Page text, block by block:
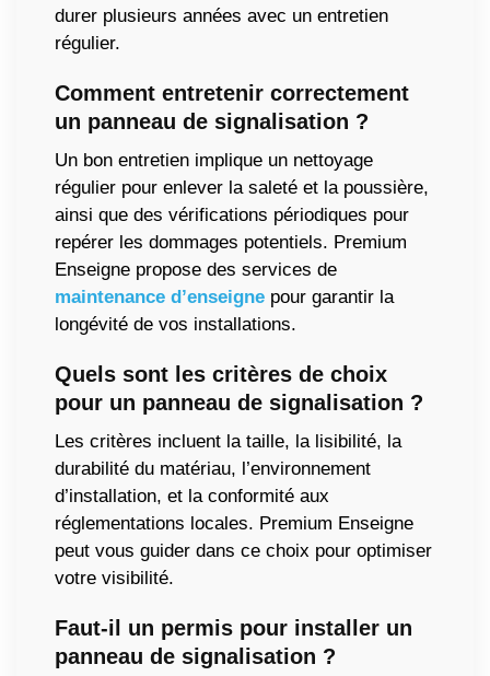
durer plusieurs années avec un entretien
régulier.
Comment entretenir correctement
un panneau de signalisation ?
Un bon entretien implique un nettoyage
régulier pour enlever la saleté et la poussière,
ainsi que des vérifications périodiques pour
repérer les dommages potentiels. Premium
Enseigne propose des services de
maintenance d’enseigne pour garantir la
longévité de vos installations.
Quels sont les critères de choix
pour un panneau de signalisation ?
Les critères incluent la taille, la lisibilité, la
durabilité du matériau, l’environnement
d’installation, et la conformité aux
réglementations locales. Premium Enseigne
peut vous guider dans ce choix pour optimiser
votre visibilité.
Faut-il un permis pour installer un
panneau de signalisation ?